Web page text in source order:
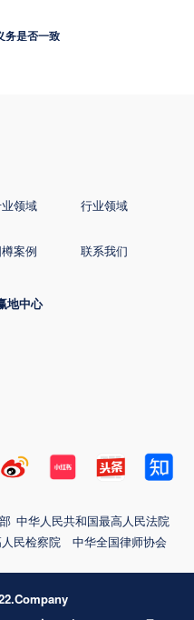
务是否一致
领域 行业领域
案例 联系我们
地中心
中华人民共和国最高人民法院
民检察院
中华全国律师协会